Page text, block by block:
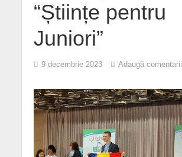
“Științe pentru
Juniori”
9 decembrie 2023 Adaugă comentarii